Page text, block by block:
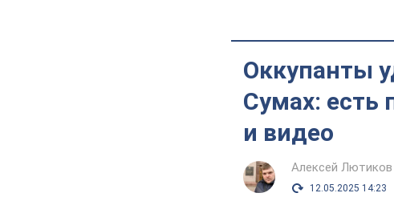
Оккупанты
Сумах: есть
и видео
Алексей Лютиков
12.05.2025 14:23